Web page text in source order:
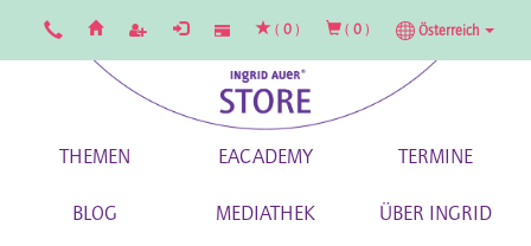
( 0 ) ( 0 ) Österreich
THEMEN EACADEMY TERMINE
BLOG MEDIATHEK ÜBER INGRID